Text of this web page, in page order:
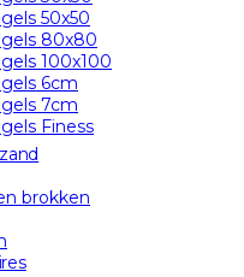
50x50
80x80
100x100
6cm
7cm
Finess
brokken